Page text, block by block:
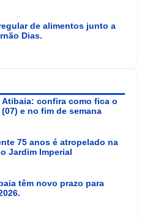
de alimentos junto a
Dias.
Atibaia: confira como fica o
e no fim de semana
75 anos é atropelado na
Jardim Imperial
têm novo prazo para